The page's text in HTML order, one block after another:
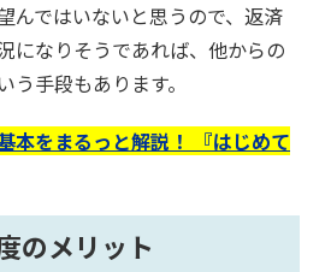
んではいないと思うので、返済
になりそうであれば、他からの
手段もあります。
本をまるっと解説！ 『はじめて
のメリット